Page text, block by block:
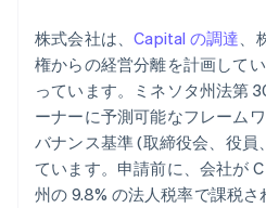
株式会社は、Capital の調達、
権からの経営分離を計画して
っています。ミネソタ州法第
ーナーに予測可能なフレーム
バナンス基準 (取締役会、役員
ています。申請前に、会社が C
州の 9.8% の法人税率で課税